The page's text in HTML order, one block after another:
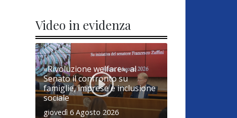
Video in evidenza
«Rivoluzione welfare», al
Senato il confronto su
famiglie, imprese e inclusione
sociale
giovedì 6 Agosto 2026